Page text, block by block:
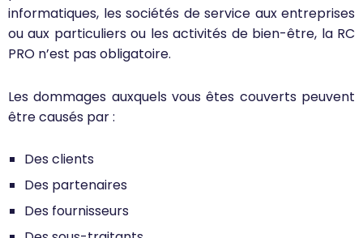
informatiques, les sociétés de service aux entreprises
ou aux particuliers ou les activités de bien-être, la RC
PRO n’est pas obligatoire.
Les dommages auxquels vous êtes couverts peuvent
être causés par :
Des clients
Des partenaires
Des fournisseurs